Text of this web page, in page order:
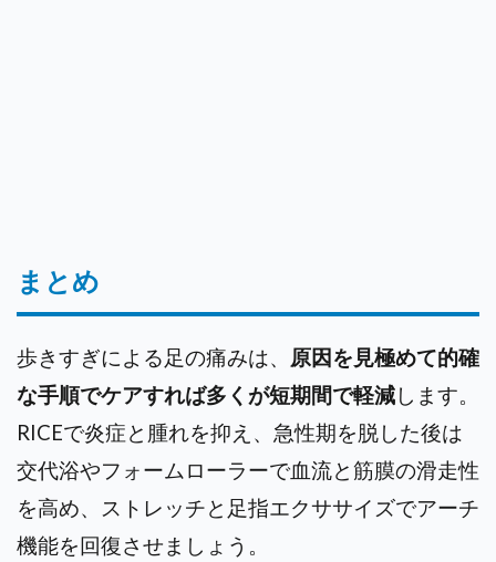
まとめ
歩きすぎによる足の痛みは、 原因を見極めて的確
な手順でケアすれば多くが短期間で軽減します。
RICEで炎症と腫れを抑え、急性期を脱した後は
交代浴やフォームローラーで血流と筋膜の滑走性
を高め、ストレッチと足指エクササイズでアーチ
機能を回復させましょう。